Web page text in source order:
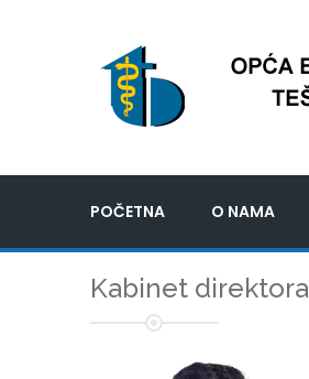
POČETNA O NAMA
Kabinet direktora